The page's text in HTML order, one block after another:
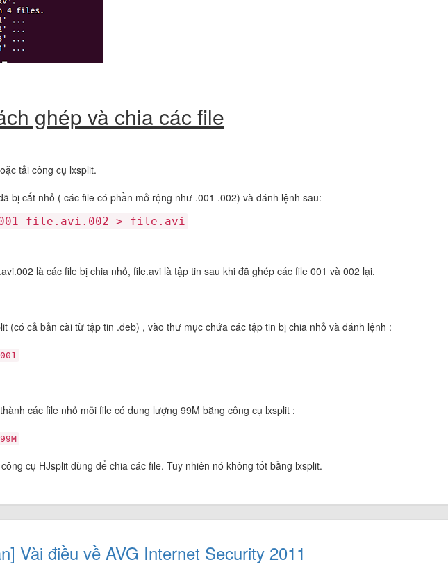
ghép và chia các file
tải công cụ lxsplit.
bị cắt nhỏ ( các file có phần mở rộng như .001 .002) và đánh lệnh sau:
file.avi.002 > file.avi
là các file bị chia nhỏ, file.avi là tập tin sau khi đã ghép các file 001 và 002 lại.
(có cả bản cài từ tập tin .deb) , vào thư mục chứa các tập tin bị chia nhỏ và đánh lệnh :
các file nhỏ mỗi file có dung lượng 99M bằng công cụ lxsplit :
cụ HJsplit dùng để chia các file. Tuy nhiên nó không tốt bằng lxsplit.
Vài điều về AVG Internet Security 2011